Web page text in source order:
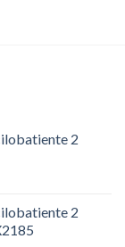
2
2